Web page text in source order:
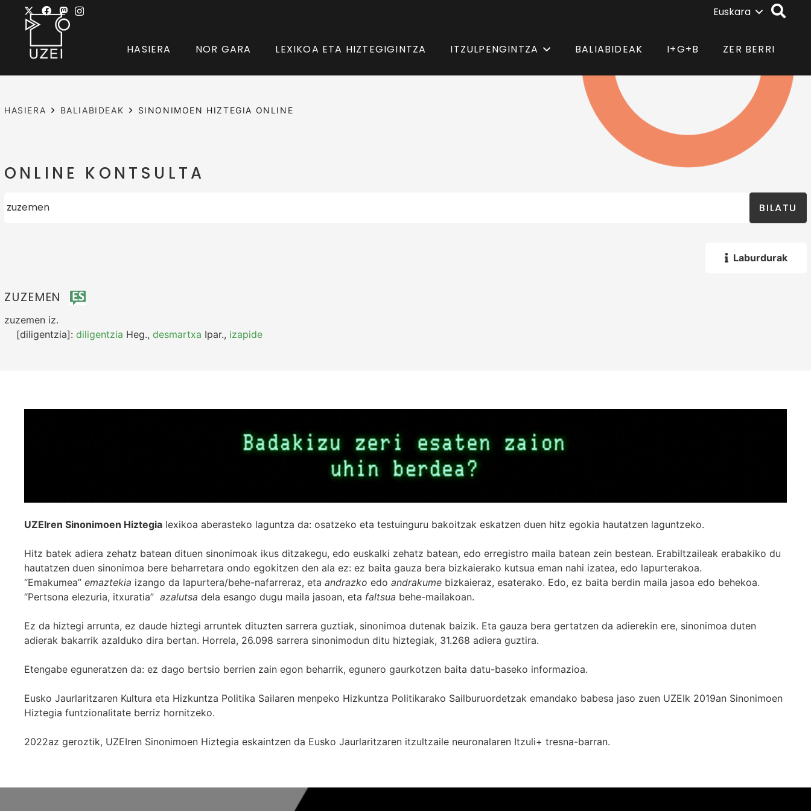
Euskara
HASIERA NOR GARA LEXIKOA ETA HIZTEGIGINTZA ITZULPENGINTZA BALIABIDEAK I+G+B ZER BERRI
HASIERA BALIABIDEAK SINONIMOEN HIZTEGIA ONLINE
ONLINE KONTSULTA
BILATU
Laburdurak
ZUZEMEN
zuzemen iz.
[diligentzia]: diligentzia Heg., desmartxa Ipar., izapide
UZEIren Sinonimoen Hiztegia lexikoa aberasteko laguntza da: osatzeko eta testuinguru bakoitzak eskatzen duen hitz egokia hautatzen laguntzeko.
Hitz batek adiera zehatz batean dituen sinonimoak ikus ditzakegu, edo euskalki zehatz batean, edo erregistro maila batean zein bestean. Erabiltzaileak erabakiko du
hautatzen duen sinonimoa bere beharretara ondo egokitzen den ala ez: ez baita gauza bera bizkaierako kutsua eman nahi izatea, edo lapurterakoa.
“Emakumea” emaztekia izango da lapurtera/behe-nafarreraz, eta andrazko edo andrakume bizkaieraz, esaterako. Edo, ez baita berdin maila jasoa edo behekoa.
“Pertsona elezuria, itxuratia” azalutsa dela esango dugu maila jasoan, eta faltsua behe-mailakoan.
Ez da hiztegi arrunta, ez daude hiztegi arruntek dituzten sarrera guztiak, sinonimoa dutenak baizik. Eta gauza bera gertatzen da adierekin ere, sinonimoa duten
adierak bakarrik azalduko dira bertan. Horrela, 26.098 sarrera sinonimodun ditu hiztegiak, 31.268 adiera guztira.
Etengabe eguneratzen da: ez dago bertsio berrien zain egon beharrik, egunero gaurkotzen baita datu-baseko informazioa.
Eusko Jaurlaritzaren Kultura eta Hizkuntza Politika Sailaren menpeko Hizkuntza Politikarako Sailburuordetzak emandako babesa jaso zuen UZEIk 2019an Sinonimoen
Hiztegia funtzionalitate berriz hornitzeko.
2022az geroztik, UZEIren Sinonimoen Hiztegia eskaintzen da Eusko Jaurlaritzaren itzultzaile neuronalaren Itzuli+ tresna-barran.